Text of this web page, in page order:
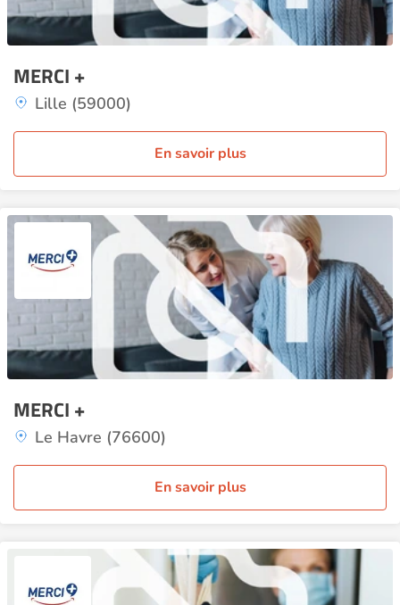
MERCI +
Lille (59000)
En savoir plus
MERCI +
Le Havre (76600)
En savoir plus